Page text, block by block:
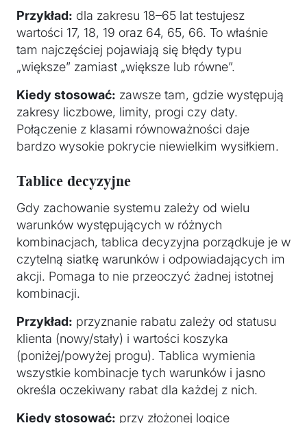
Przykład: dla zakresu 18–65 lat testujesz
wartości 17, 18, 19 oraz 64, 65, 66. To właśnie
tam najczęściej pojawiają się błędy typu
„większe” zamiast „większe lub równe”.
Kiedy stosować: zawsze tam, gdzie występują
zakresy liczbowe, limity, progi czy daty.
Połączenie z klasami równoważności daje
bardzo wysokie pokrycie niewielkim wysiłkiem.
Tablice decyzyjne
Gdy zachowanie systemu zależy od wielu
warunków występujących w różnych
kombinacjach, tablica decyzyjna porządkuje je w
czytelną siatkę warunków i odpowiadających im
akcji. Pomaga to nie przeoczyć żadnej istotnej
kombinacji.
Przykład: przyznanie rabatu zależy od statusu
klienta (nowy/stały) i wartości koszyka
(poniżej/powyżej progu). Tablica wymienia
wszystkie kombinacje tych warunków i jasno
określa oczekiwany rabat dla każdej z nich.
Kiedy stosować: przy złożonej logice